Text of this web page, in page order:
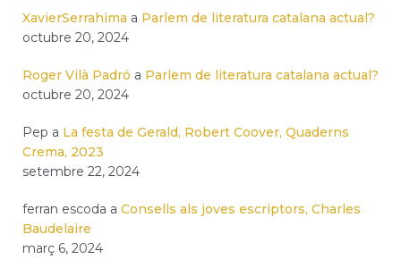
XavierSerrahima a Parlem de literatura catalana actual?
octubre 20, 2024
Roger Vilà Padró a Parlem de literatura catalana actual?
octubre 20, 2024
Pep a La festa de Gerald, Robert Coover, Quaderns
Crema, 2023
setembre 22, 2024
ferran escoda a Consells als joves escriptors, Charles
Baudelaire
març 6, 2024